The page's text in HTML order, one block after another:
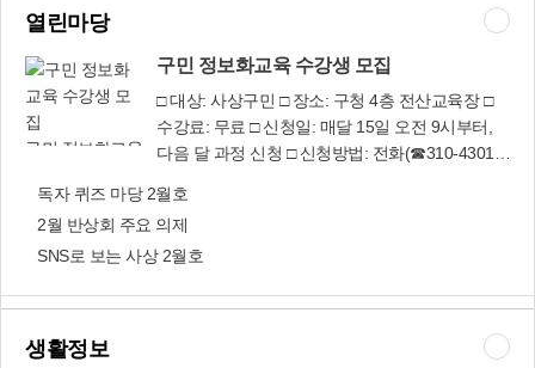
사상구의회 행정사무감사 조사에 관한 조례 일부
개정조례안(윤태한 구의원 대표발의) 상위법 개정
에 따라 조례에서 인용하고 있는 법 조문 및 조문
체계 정비 ■ 독서문화 진흥 조례안(김춘화 구의원
대표발의) 구민에게 균등한 독서활동 기회를 보장
하기 위해 독서문화 진흥에 필요한 시책을 수립하
고 독서문화 활동 활성화를 위한 기반을 마련코자
정조례안 맞춤형 복지체계 확대, 저출산 대응 추진
등에 필요한 인력증원 사항을 반영해 총 정원을
사업 민간위탁 동의안 지역 학부모들의 교육에 대
한 관심과 수요에 종합적으로 대응하기 위해 ‘학부
쪽으로 자리를 옮기다 보면 짙은 헤이즐넛 커피 향
기가 마중을 나와 자리를 안내한다. 이곳이 바로
‘한내마을 행복센터’인데, ‘복이 있는 카페’와 ‘한내
마을 문화교실’ 등으로 구성되어 있다. ‘복이 있는
카페’는 주민들에게 소통과 교류의 공간을 제공하
고 있으며, 따뜻하고 활기찬 마을을 만들기 위해
매일 운영된다. 바리스타 자격증을 취득한 마을공
동체 주민들이 매일 오전 10시에서 밤 9시까지 커
피와 차·음료 등을 판매하며, 수익금은 모두 프로
그램 운영과 공익사업에 쓰이고 있다. 특히 수익금
해, 말복맞이 삼계탕 나눔 행사(250명), 설날 떡국
다양한 사회환원 사업을 펼쳐 주민과 소통의 장으
열린마당
구민 정보화교육 수강생 모집
구민 정보화교육
□ 대상: 사상구민 □ 장소: 구청 4층 전산교육장 □
수강료: 무료 □ 신청일: 매달 15일 오전 9시부터,
다음 달 과정 신청 □ 신청방법: 전화(☎310-4301),
독자 퀴즈 마당 2월호
2월 반상회 주요 의제
SNS로 보는 사상 2월호
생활정보